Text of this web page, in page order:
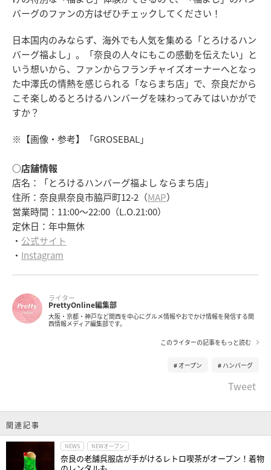
バーグのファンの方はぜひチェックしてください！
日本国内のみならず、海外でも人気を集める「とろけるハン
バーグ福よし」。「奈良の人々にもこの感動を伝えたい」と
いう想いから、ファンからフランチャイズオーナーへとなっ
た中澤氏の情熱を感じられる「ならまち店」で、奈良だから
こそ楽しめるとろけるハンバーグを味わってみてはいかがで
すか？
※【画像・参考】「GROSEBAL」
○店舗情報
店名：「とろけるハンバーグ福よし ならまち店」
住所：奈良県奈良市脇戸町12-2（MAP）
営業時間：11:00～22:00（L.O.21:00）
定休日：年中無休
・ 公式サイト
・ Instagram
ライター
PrettyOnline編集部
大阪・京都・神戸など関西を中心にグルメ情報やおでかけ情報を発信する関
西情報メディア編集部です。
このライターの記事をもっと読む
オープン ハンバーグ
Tweet
関連記事
NEWS NEWオープン
奈良の老舗呉服店が手がけるレトロ喫茶がオープン！着物